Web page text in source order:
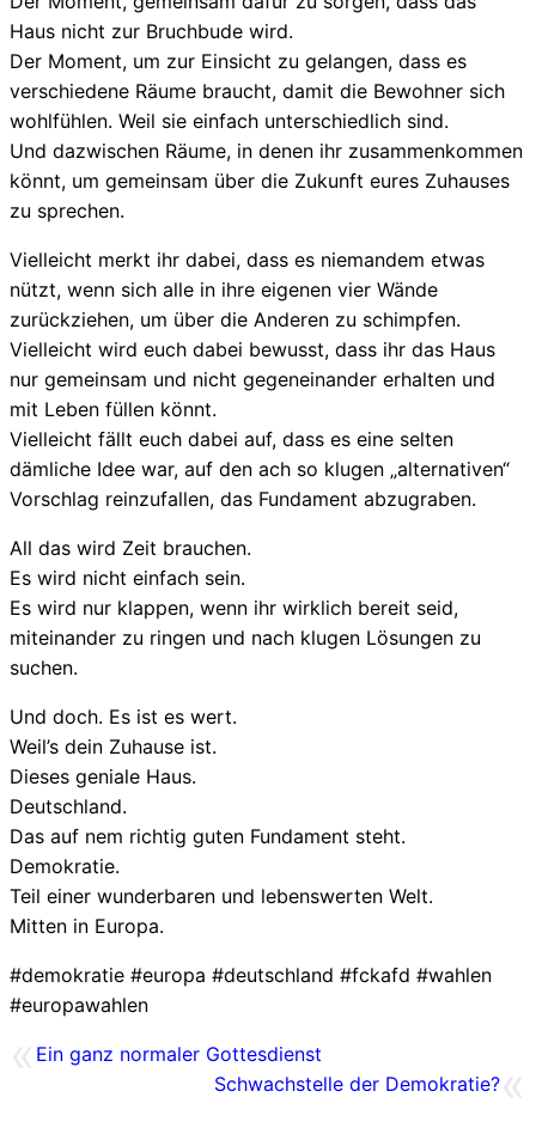
Haus nicht zur Bruchbude wird.
Der Moment, um zur Einsicht zu gelangen, dass es
verschiedene Räume braucht, damit die Bewohner sich
wohlfühlen. Weil sie einfach unterschiedlich sind.
Und dazwischen Räume, in denen ihr zusammenkommen
könnt, um gemeinsam über die Zukunft eures Zuhauses
zu sprechen.
Vielleicht merkt ihr dabei, dass es niemandem etwas
nützt, wenn sich alle in ihre eigenen vier Wände
zurückziehen, um über die Anderen zu schimpfen.
Vielleicht wird euch dabei bewusst, dass ihr das Haus
nur gemeinsam und nicht gegeneinander erhalten und
mit Leben füllen könnt.
Vielleicht fällt euch dabei auf, dass es eine selten
dämliche Idee war, auf den ach so klugen „alternativen“
Vorschlag reinzufallen, das Fundament abzugraben.
All das wird Zeit brauchen.
Es wird nicht einfach sein.
Es wird nur klappen, wenn ihr wirklich bereit seid,
miteinander zu ringen und nach klugen Lösungen zu
suchen.
Und doch. Es ist es wert.
Weil’s dein Zuhause ist.
Dieses geniale Haus.
Deutschland.
Das auf nem richtig guten Fundament steht.
Demokratie.
Teil einer wunderbaren und lebenswerten Welt.
Mitten in Europa.
#demokratie #europa #deutschland #fckafd #wahlen
#europawahlen
Ein ganz normaler Gottesdienst
Schwachstelle der Demokratie?